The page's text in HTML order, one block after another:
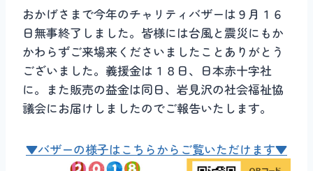
おかげさまで今年のチャリティバザーは９月１６
日無事終了しました。皆様には台風と震災にもか
かわらずご来場来くださいましたことありがとう
ございました。義援金は１８日、日本赤十字社
に。また販売の益金は同日、岩見沢の社会福祉協
議会にお届けしましたのでご報告いたします。
▼バザーの様子はこちらからご覧いただけます▼